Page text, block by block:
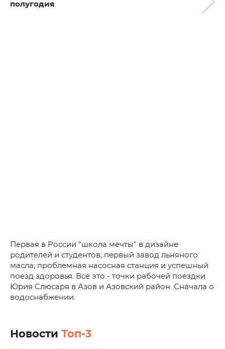
полугодия
Первая в России "школа мечты" в дизайне
родителей и студентов; первый завод льняного
масла; проблемная насосная станция и успешный
поезд здоровья. Всё это - точки рабочей поездки
Юрия Слюсаря в Азов и Азовский район. Сначала о
водоснабжении.
Новости Топ-3